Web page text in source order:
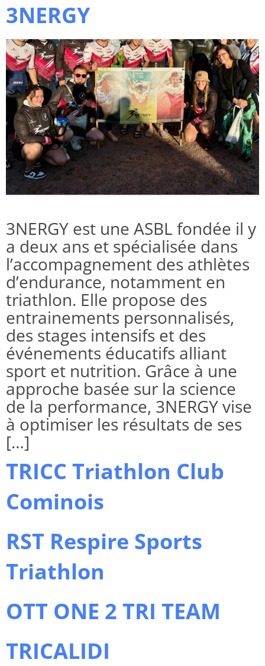
3NERGY
3NERGY est une ASBL fondée il y
a deux ans et spécialisée dans
l’accompagnement des athlètes
d’endurance, notamment en
triathlon. Elle propose des
entrainements personnalisés,
des stages intensifs et des
événements éducatifs alliant
sport et nutrition. Grâce à une
approche basée sur la science
de la performance, 3NERGY vise
à optimiser les résultats de ses
[…]
TRICC Triathlon Club
Cominois
RST Respire Sports
Triathlon
OTT ONE 2 TRI TEAM
TRICALIDI